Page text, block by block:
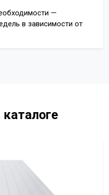
—
в зависимости от